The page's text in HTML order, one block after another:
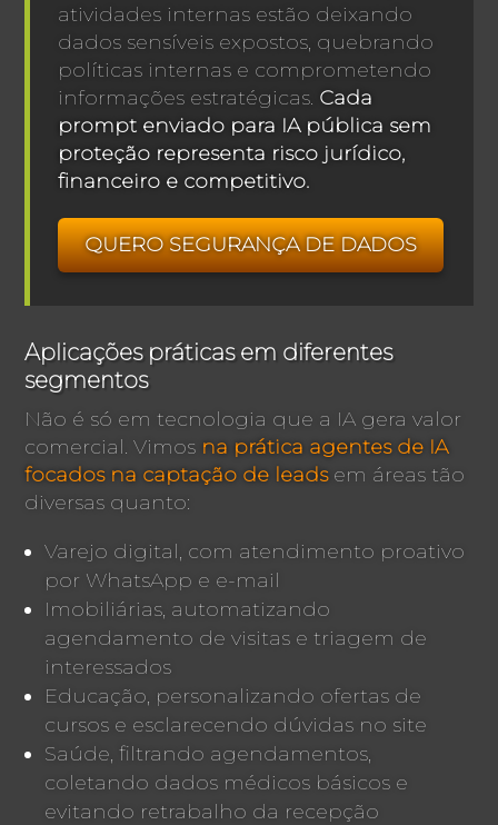
atividades internas estão deixando
dados sensíveis expostos, quebrando
políticas internas e comprometendo
informações estratégicas. Cada
prompt enviado para IA pública sem
proteção representa risco jurídico,
financeiro e competitivo.
QUERO SEGURANÇA DE DADOS
Aplicações práticas em diferentes
segmentos
Não é só em tecnologia que a IA gera valor
comercial. Vimos na prática agentes de IA
focados na captação de leadsem áreas tão
diversas quanto:
Varejo digital, com atendimento proativo
por WhatsApp e e-mail
Imobiliárias, automatizando
agendamento de visitas e triagem de
interessados
Educação, personalizando ofertas de
cursos e esclarecendo dúvidas no site
Saúde, filtrando agendamentos,
coletando dados médicos básicos e
evitando retrabalho da recepção